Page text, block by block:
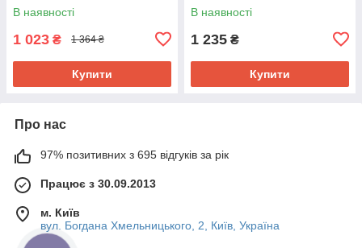
Розмір S, M, L, XL, 2XL, 3XL,
4XL, 5XL
В наявності
1 023 ₴ 1 364 ₴
Купити
В наявності
1 235 ₴
Купити
Про нас
97% позитивних з 695 відгуків за рік
Працює з 30.09.2013
м. Київ
вул. Богдана Хмельницького, 2, Київ, Україна